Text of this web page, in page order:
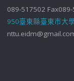
089-517502
950臺東縣臺東市大